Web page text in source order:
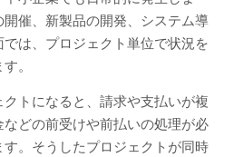
催、新製品の開発、システム導
は、プロジェクト単位で状況を
。
トになると、請求や支払いが複
どの前受けや前払いの処理が必
。そうしたプロジェクトが同時